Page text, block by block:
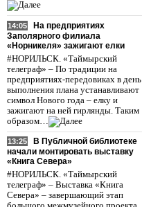
14:05
На предприятиях
Заполярного филиала
«Норникеля» зажигают елки
#НОРИЛЬСК. «Таймырский
телеграф» – По традиции на
предприятиях-передовиках в день
выполнения плана устанавливают
символ Нового года – елку и
зажигают на ней гирлянды. Таким
образом…
13:25
В Публичной библиотеке
начали монтировать выставку
«Книга Севера»
#НОРИЛЬСК. «Таймырский
телеграф» – Выставка «Книга
Севера» – завершающий этап